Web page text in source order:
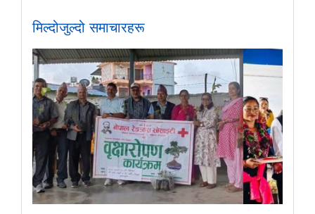
मिल्दोजुल्दो समाचारहरू